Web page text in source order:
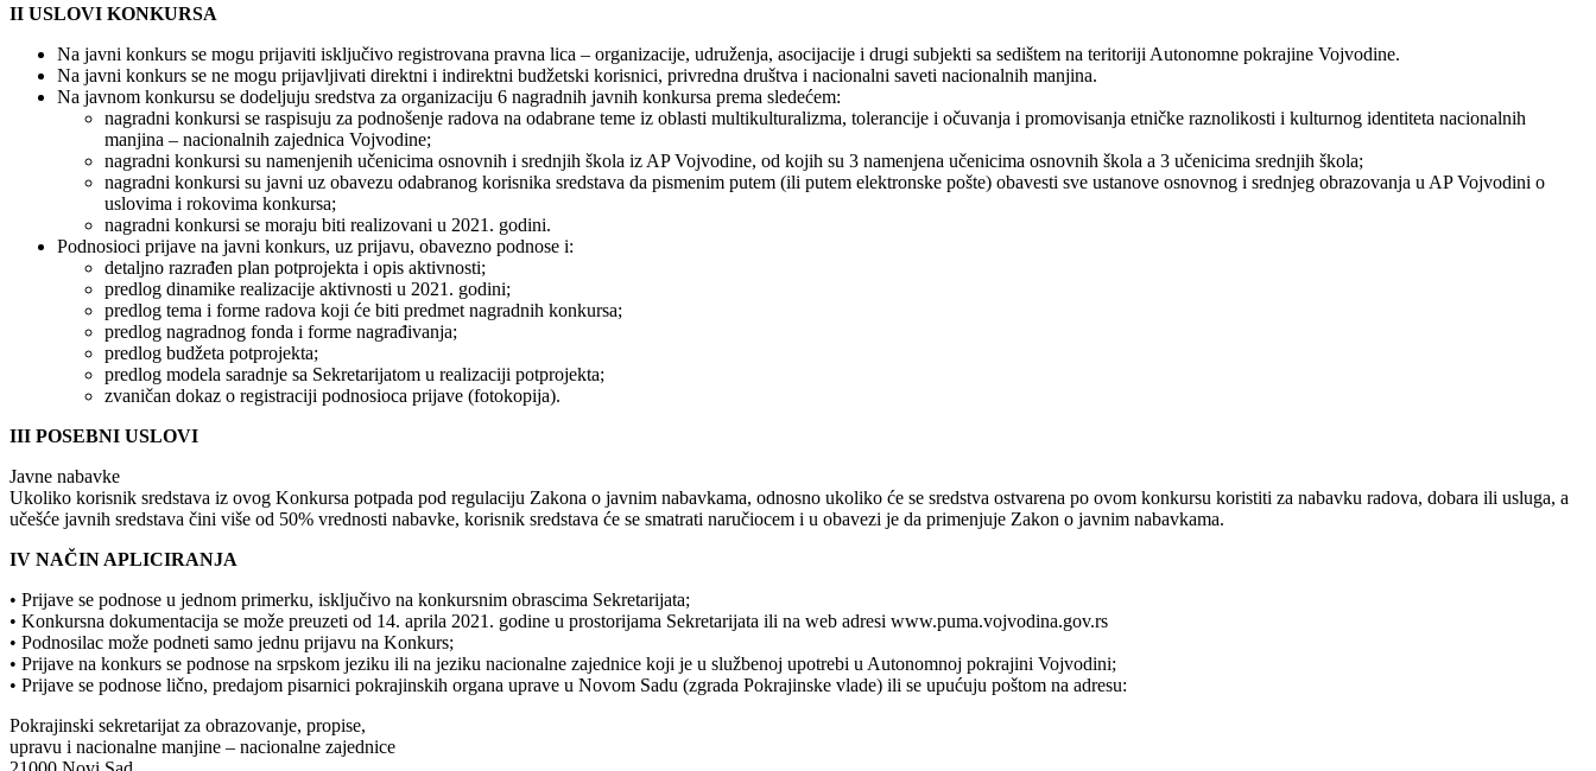
II USLOVI KONKURSA
Na javni konkurs se mogu prijaviti isključivo registrovana pravna lica – organizacije, udruženja, asocijacije i drugi subjekti sa sedištem na teritoriji Autonomne pokrajine Vojvodine.
Na javni konkurs se ne mogu prijavljivati direktni i indirektni budžetski korisnici, privredna društva i nacionalni saveti nacionalnih manjina.
Na javnom konkursu se dodeljuju sredstva za organizaciju 6 nagradnih javnih konkursa prema sledećem:
nagradni konkursi se raspisuju za podnošenje radova na odabrane teme iz oblasti multikulturalizma, tolerancije i očuvanja i promovisanja etničke raznolikosti i kulturnog identiteta nacionalnih
manjina – nacionalnih zajednica Vojvodine;
nagradni konkursi su namenjenih učenicima osnovnih i srednjih škola iz AP Vojvodine, od kojih su 3 namenjena učenicima osnovnih škola a 3 učenicima srednjih škola;
nagradni konkursi su javni uz obavezu odabranog korisnika sredstava da pismenim putem (ili putem elektronske pošte) obavesti sve ustanove osnovnog i srednjeg obrazovanja u AP Vojvodini o
uslovima i rokovima konkursa;
nagradni konkursi se moraju biti realizovani u 2021. godini.
Podnosioci prijave na javni konkurs, uz prijavu, obavezno podnose i:
detaljno razrađen plan potprojekta i opis aktivnosti;
predlog dinamike realizacije aktivnosti u 2021. godini;
predlog tema i forme radova koji će biti predmet nagradnih konkursa;
predlog nagradnog fonda i forme nagrađivanja;
predlog budžeta potprojekta;
predlog modela saradnje sa Sekretarijatom u realizaciji potprojekta;
zvaničan dokaz o registraciji podnosioca prijave (fotokopija).
III POSEBNI USLOVI
Javne nabavke
Ukoliko korisnik sredstava iz ovog Konkursa potpada pod regulaciju Zakona o javnim nabavkama, odnosno ukoliko će se sredstva ostvarena po ovom konkursu koristiti za nabavku radova, dobara ili usluga, a
učešće javnih sredstava čini više od 50% vrednosti nabavke, korisnik sredstava će se smatrati naručiocem i u obavezi je da primenjuje Zakon o javnim nabavkama.
IV NAČIN APLICIRANJA
• Prijave se podnose u jednom primerku, isključivo na konkursnim obrascima Sekretarijata;
• Konkursna dokumentacija se može preuzeti od 14. aprila 2021. godine u prostorijama Sekretarijata ili na web adresi www.puma.vojvodina.gov.rs
• Podnosilac može podneti samo jednu prijavu na Konkurs;
• Prijave na konkurs se podnose na srpskom jeziku ili na jeziku nacionalne zajednice koji je u službenoj upotrebi u Autonomnoj pokrajini Vojvodini;
• Prijave se podnose lično, predajom pisarnici pokrajinskih organa uprave u Novom Sadu (zgrada Pokrajinske vlade) ili se upućuju poštom na adresu:
Pokrajinski sekretarijat za obrazovanje, propise,
upravu i nacionalne manjine – nacionalne zajednice